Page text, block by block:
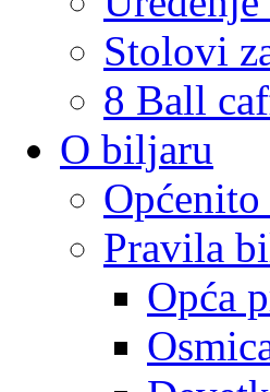
Stolovi
8 Ball
O biljaru
Pravila
Opća